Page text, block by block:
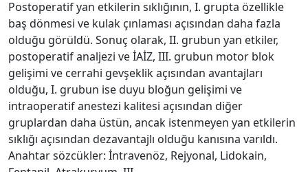
Postoperatif yan etkilerin sıklığının, I. grupta özellikle
baş dönmesi ve kulak çınlaması açısından daha fazla
olduğu görüldü. Sonuç olarak, II. grubun yan etkiler,
postoperatif analjezi ve İAİZ, III. grubun motor blok
gelişimi ve cerrahi gevşeklik açısından avantajları
olduğu, I. grubun ise duyu bloğun gelişimi ve
intraoperatif anestezi kalitesi açısından diğer
gruplardan daha üstün, ancak istenmeyen yan etkilerin
sıklığı açısından dezavantajlı olduğu kanısına varıldı.
Anahtar sözcükler: İntravenöz, Rejyonal, Lidokain,